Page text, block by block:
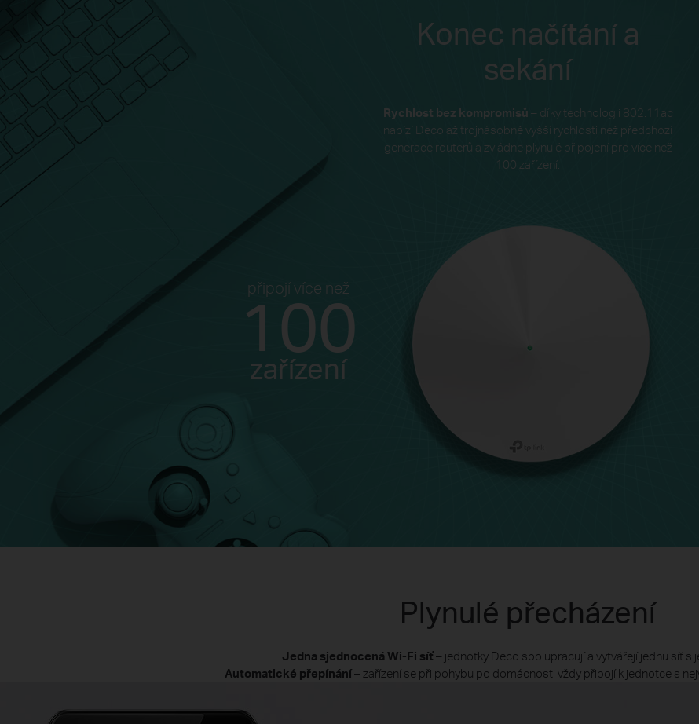
Konec načítání a
sekání
Rychlost bez kompromisů – díky technologii 802.11ac
nabízí Deco až trojnásobně vyšší rychlosti než předchozí
generace routerů a zvládne plynulé připojení pro více než
100 zařízení.
připojí více než
100
zařízení
Plynulé přecházení
Jedna sjednocená Wi-Fi síť– jednotky Deco spolupracují a vytvářejí jednu síť s
Automatické přepínání– zařízení se při pohybu po domácnosti vždy připojí k jednotce s